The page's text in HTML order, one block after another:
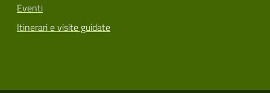
Eventi
Itinerari e visite guidate